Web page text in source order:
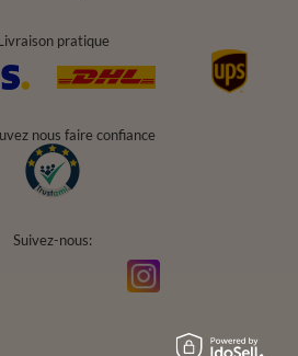
pratique
nous faire confiance
Suivez-nous: